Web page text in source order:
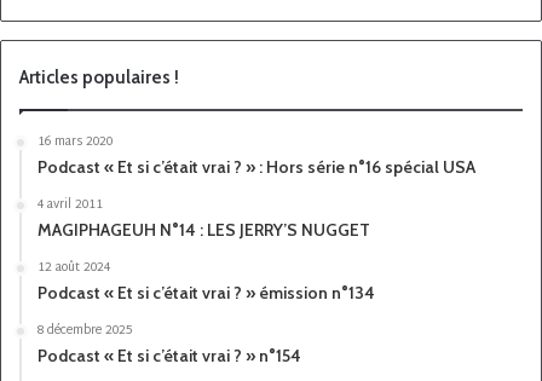
Articles populaires !
16 mars 2020
Podcast « Et si c’était vrai ? » : Hors série n°16 spécial USA
4 avril 2011
MAGIPHAGEUH N°14 : LES JERRY’S NUGGET
12 août 2024
Podcast « Et si c’était vrai ? » émission n°134
8 décembre 2025
Podcast « Et si c’était vrai ? » n°154